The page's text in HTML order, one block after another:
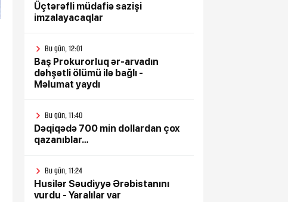
Üçtərəfli müdafiə sazişi
imzalayacaqlar
Bu gün, 12:01
Baş Prokurorluq ər-arvadın
dəhşətli ölümü ilə bağlı -
Məlumat yaydı
Bu gün, 11:40
Dəqiqədə 700 min dollardan çox
qazanıblar…
Bu gün, 11:24
Husilər Səudiyyə Ərəbistanını
vurdu - Yaralılar var